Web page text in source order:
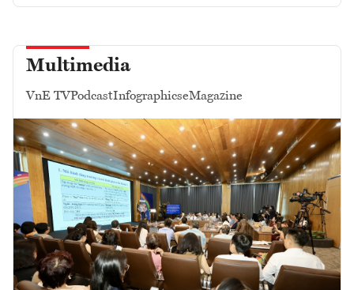
Multimedia
VnE TVPodcastInfographicseMagazine